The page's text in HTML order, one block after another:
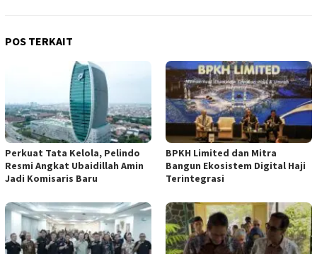
POS TERKAIT
​Perkuat Tata Kelola, Pelindo
Resmi Angkat Ubaidillah Amin
Jadi Komisaris Baru
BPKH Limited dan Mitra
Bangun Ekosistem Digital Haji
Terintegrasi